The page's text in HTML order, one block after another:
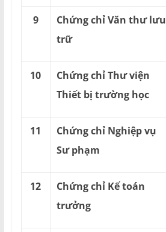
9
Chứng chỉ Văn thư lưu
trữ
10
Chứng chỉ Thư viện
Thiết bị trường học
11
Chứng chỉ Nghiệp vụ
Sư phạm
12
Chứng chỉ Kế toán
trưởng